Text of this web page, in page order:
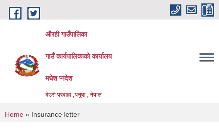
Skip to main content
औरही गाउँपालिका
गाउँ कार्यपालिकाको कार्यालय
मधेश प्नदेश
देउरी परवाहा ,धनुषा , नेपाल
You are here
Home » Insurance letter